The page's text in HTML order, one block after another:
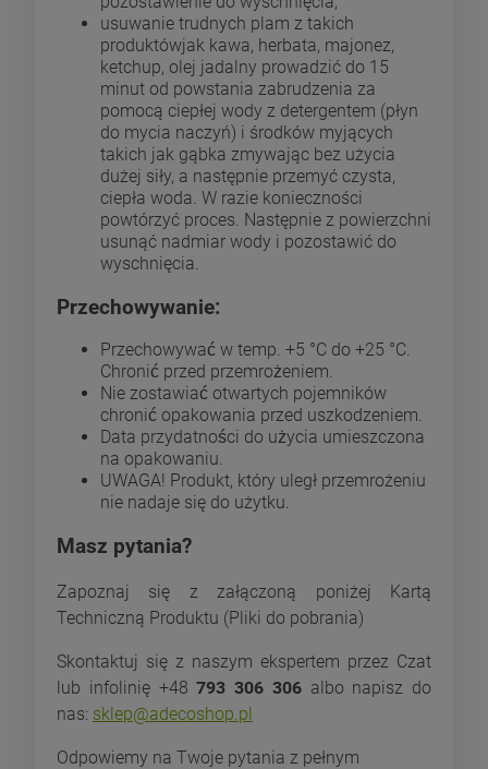
usuwanie trudnych plam z takich
produktówjak kawa, herbata, majonez,
ketchup, olej jadalny prowadzić do 15
minut od powstania zabrudzenia za
pomocą ciepłej wody z detergentem (płyn
do mycia naczyń) i środków myjących
takich jak gąbka zmywając bez użycia
dużej siły, a następnie przemyć czysta,
ciepła woda. W razie konieczności
powtórzyć proces. Następnie z powierzchni
usunąć nadmiar wody i pozostawić do
wyschnięcia.
Przechowywanie:
Przechowywać w temp. +5 °C do +25 °C.
Chronić przed przemrożeniem.
Nie zostawiać otwartych pojemników
chronić opakowania przed uszkodzeniem.
Data przydatności do użycia umieszczona
na opakowaniu.
UWAGA! Produkt, który uległ przemrożeniu
nie nadaje się do użytku.
Masz pytania?
Zapoznaj się z załączoną poniżej Kartą
Techniczną Produktu (Pliki do pobrania)
Skontaktuj się z naszym ekspertem przez Czat
lub infolinię +48793 306 306 albo napisz do
nas: sklep@adecoshop.pl
Odpowiemy na Twoje pytania z pełnym